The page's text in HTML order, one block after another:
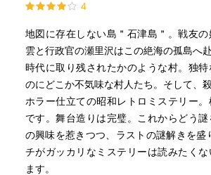
4
地図に存在しない島＂石津島＂。戦友
雲と行政官の瀬里沢はこの絶海の孤島へ赴
時代に取り残されたかのような村。独
のにどこか不気味な村人たち。そして、
ホラー仕立ての昭和レトロミステリー
です。舞台造りは完璧。これからどう
の興味を惹きつつ、ラストの謎解きを盛
チがガッカリなミステリーは読みたく
ます。